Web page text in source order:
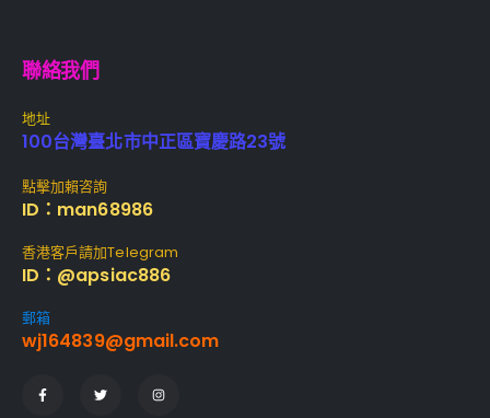
聯絡我們
地址
100台灣臺北市中正區寶慶路23號
點擊加賴咨詢
ID：man68986
香港客戶請加Telegram
ID：@apsiac886
郵箱
wj164839@gmail.com